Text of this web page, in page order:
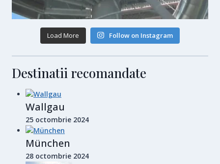
Load More Follow on Instagram
Destinatii recomandate
Wallgau
25 octombrie 2024
München
28 octombrie 2024